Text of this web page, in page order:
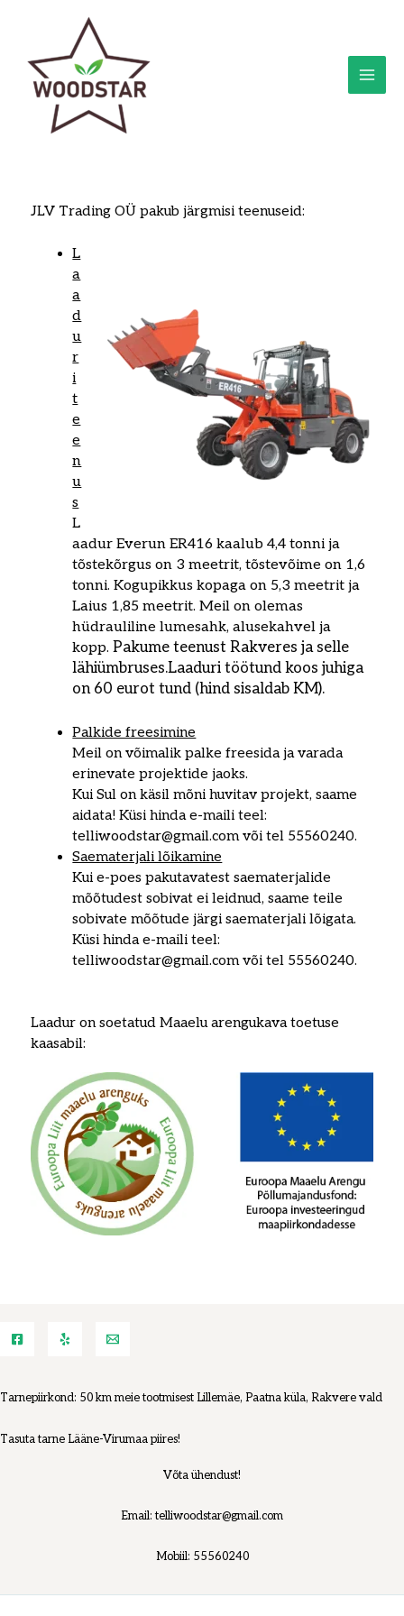
JLV Trading OÜ pakub järgmisi teenuseid:
L
a
a
d
u
r
i
t
e
e
n
u
s
L
aadur Everun ER416 kaalub 4,4 tonni ja
tõstekõrgus on 3 meetrit, tõstevõime on 1,6
tonni. Kogupikkus kopaga on 5,3 meetrit ja
Laius 1,85 meetrit. Meil on olemas
hüdrauliline lumesahk, alusekahvel ja
kopp.Pakume teenust Rakveres ja selle
lähiümbruses.Laaduri töötund koos juhiga
on 60 eurot tund (hind sisaldab KM).
Palkide freesimine
Meil on võimalik palke freesida ja varada
erinevate projektide jaoks.
Kui Sul on käsil mõni huvitav projekt, saame
aidata! Küsi hinda e-maili teel:
telliwoodstar@gmail.com või tel 55560240.
Saematerjali lõikamine
Kui e-poes pakutavatest saematerjalide
mõõtudest sobivat ei leidnud, saame teile
sobivate mõõtude järgi saematerjali lõigata.
Küsi hinda e-maili teel:
telliwoodstar@gmail.com või tel 55560240.
Laadur on soetatud Maaelu arengukava toetuse
kaasabil:
Tarnepiirkond: 50 km meie tootmisest Lillemäe, Paatna küla, Rakvere vald
Tasuta tarne Lääne-Virumaa piires!
Võta ühendust!
Email: telliwoodstar@gmail.com
Mobiil: 55560240